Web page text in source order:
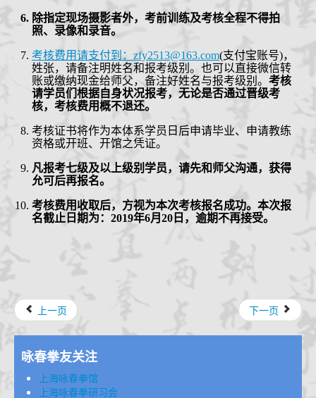
除指定现场摄影者外，考前训练及考核全程不得拍
照、录像和录音。
考核费用请支付到： zfy2513@163.com(支付宝账号)，
姓张，请备注明姓名和报考级别。也可以直接微信转
账或缴纳现金给师父，备注好姓名与报考级别 。 考核
请学员们根据自身状况报考，无论是否通过晋级考
核，考核费用概不退还。
考核证书将作为本体系学员日后申请毕业、申请教练
资格或开班、 开馆之凭证。
凡报考七级及以上级别学员，请先和师父沟通，获得
允可后再报名。
考核费用收取后，方视为本次考核报名成功。 本次报
名截止日期为： 2019年6月20日，逾期不再接受。
上一页 下一页
咏春拳友关注
上海咏春拳馆
上海咏春拳研习会